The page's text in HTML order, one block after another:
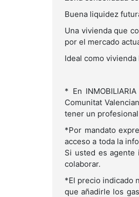
Buena liquidez
Una vivienda que
por el mercado
Ideal como
* En
Comunitat
tener un
*Por mandato
acceso a toda la
Si usted es agente
colaborar.
*El precio indicado
que añadirle los